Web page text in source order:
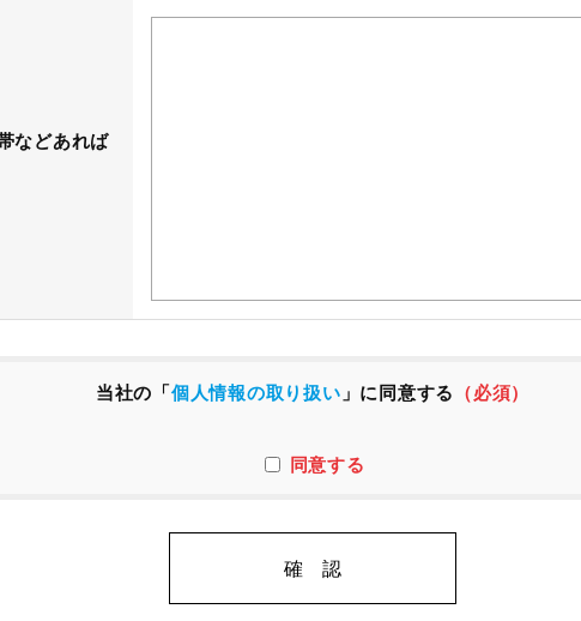
などあれば
当社の「個人情報の取り扱い 」に同意する （必須）
同意する